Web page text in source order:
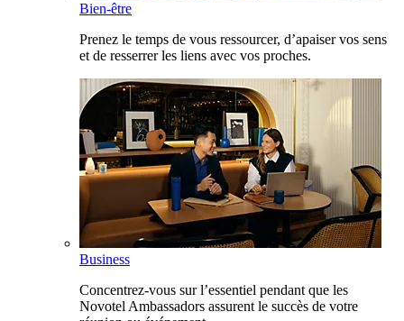
Bien-être
Prenez le temps de vous ressourcer, d’apaiser vos sens
et de resserrer les liens avec vos proches.
Business
Concentrez-vous sur l’essentiel pendant que les
Novotel Ambassadors assurent le succès de votre